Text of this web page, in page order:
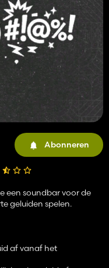
Abonneren
een soundbar voor de
geluiden spelen.
af vanaf het